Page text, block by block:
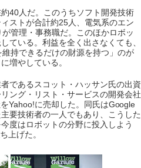
40人だ。このうちソフト開発技術
ストが合計約25人、電気系のエン
管理・事務職だ。このほかロボッ
ている。利益を全く出さなくても、
維持できるだけの財源を持つ」のが
増やしている。
であるスコット・ハッサン氏の出資
ング・リスト・サービスの開発会社
Yahoo!に売却した。同氏はGoogle
要技術者の一人でもあり、こうした
度はロボットの分野に投入しよう
上げた。